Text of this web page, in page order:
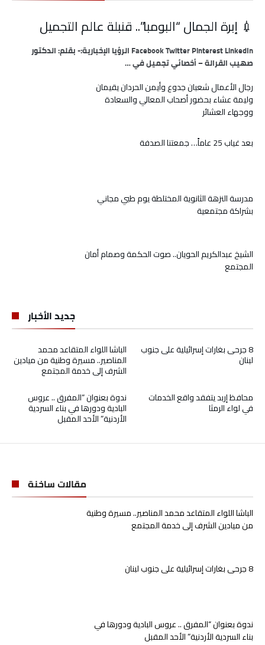
💉 إبرة الجمال “البومبا”.. قنبلة عالم التجميل
Facebook Twitter Pinterest LinkedIn الرؤيا الإخبارية:- بقلم: الدكتور
صهيب القرالة – أخصائي تجميل في …
رجال الأعمال شعبان جدوع وأيمن الحردان يقيمان
وليمة عشاء بحضور أصحاب المعالي والسعادة
ووجهاء العشائر
بعد غياب 25 عاماً… جمعتنا الصدفة
مدرسة النزهة الثانوية المختلطة يوم طبي مجاني
بشراكة مجتمعية
الشيخ عبدالكريم الحويان.. صوت الحكمة وصمام أمان
المجتمع
جديد الأخبار
الباشا اللواء المتقاعد محمد
المناصير.. مسيرة وطنية من ميادين
الشرف إلى خدمة المجتمع
8 جرحى بغارات إسرائيلية على جنوب
لبنان
ندوة بعنوان “المفرق .. عروس
البادية ودورها في بناء السردية
الأردنية” الأحد المقبل
محافظ إربد يتفقد واقع الخدمات
في لواء الرمثا
مقالات ساخنة
الباشا اللواء المتقاعد محمد المناصير.. مسيرة وطنية
من ميادين الشرف إلى خدمة المجتمع
8 جرحى بغارات إسرائيلية على جنوب لبنان
ندوة بعنوان “المفرق .. عروس البادية ودورها في
بناء السردية الأردنية” الأحد المقبل